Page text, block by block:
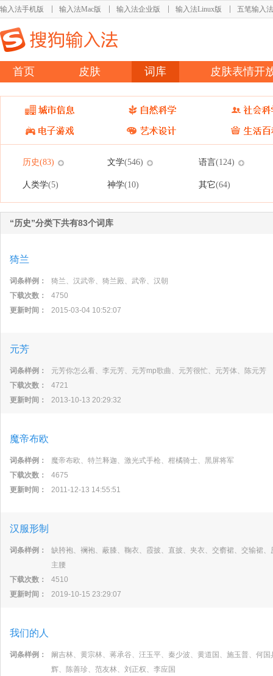
输入法手机版 输入法Mac版 输入法企业版 输入法Linux版 五笔输入法
首页 皮肤 词库 皮肤表情开
历史(83) 文学(546) 语言(124)
人类学(5) 神学(10) 其它(64)
“历史”分类下共有83个词库
猗兰
词条样例：
猗兰、汉武帝、猗兰殿、武帝、汉朝
下载次数：
4750
更新时间：
2015-03-04 10:52:07
元芳
词条样例：
元芳你怎么看、李元芳、元芳mp歌曲、元芳很忙、元芳体、陈元芳
下载次数：
4721
更新时间：
2013-10-13 20:29:32
魔帝布欧
词条样例：
魔帝布欧、特兰释迦、激光式手枪、柑橘骑士、黑屏将军
下载次数：
4675
更新时间：
2011-12-13 14:55:51
汉服形制
词条样例：
缺胯袍、襕袍、蔽膝、鞠衣、霞披、直披、夹衣、交窬裙、交输裙
主腰
下载次数：
4510
更新时间：
2019-10-15 23:29:07
我们的人
词条样例：
阚吉林、黄宗林、蒋承谷、汪玉平、秦少波、黄道国、施玉普、何
辉、陈善珍、范友林、刘正权、李应国